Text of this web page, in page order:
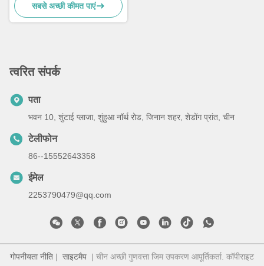
सबसे अच्छी कीमत पाएं
त्वरित संपर्क
पता
भवन 10, शुंटाई प्लाजा, शुंहुआ नॉर्थ रोड, जिनान शहर, शेडोंग प्रांत, चीन
टेलीफोन
86--15552643358
ईमेल
2253790479@qq.com
गोपनीयता नीति | साइटमैप | चीन अच्छी गुणवत्ता जिम उपकरण आपूर्तिकर्ता. कॉपीराइट